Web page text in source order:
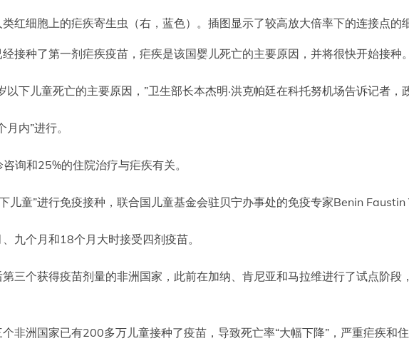
红细胞上的疟疾寄生虫（右，蓝色）。插图显示了较高放大倍率下的连接点的
接种了第一剂疟疾疫苗，疟疾是该国婴儿死亡的主要原因，并将很快开始接种
以下儿童死亡的主要原因，”卫生部长本杰明·洪克帕廷在科托努机场告诉记者
内”进行。
询和25%的住院治疗与疟疾有关。
儿童”进行免疫接种，联合国儿童基金会驻贝宁办事处的免疫专家Benin
九个月和18个月大时接受四剂疫苗。
三个获得疫苗剂量的非洲国家，此前在加纳、肯尼亚和马拉维进行了试点阶
非洲国家已有200多万儿童接种了疫苗，导致死亡率“大幅下降”，严重疟疾和